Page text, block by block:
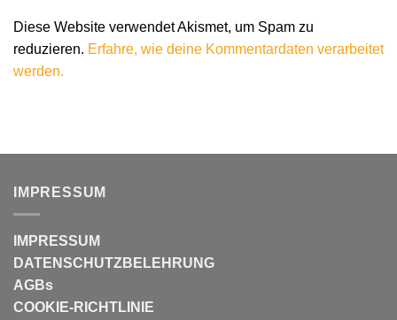
Diese Website verwendet Akismet, um Spam zu
reduzieren. Erfahre, wie deine Kommentardaten verarbeitet
werden.
IMPRESSUM
IMPRESSUM
DATENSCHUTZBELEHRUNG
AGBs
COOKIE-RICHTLINIE